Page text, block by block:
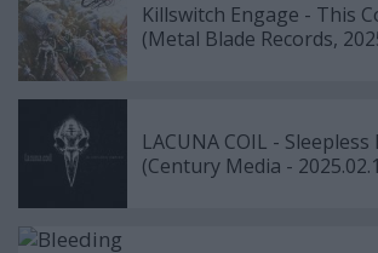
Killswitch Engage - This
(Metal Blade Records,
LACUNA COIL - Sleepless
(Century Media -